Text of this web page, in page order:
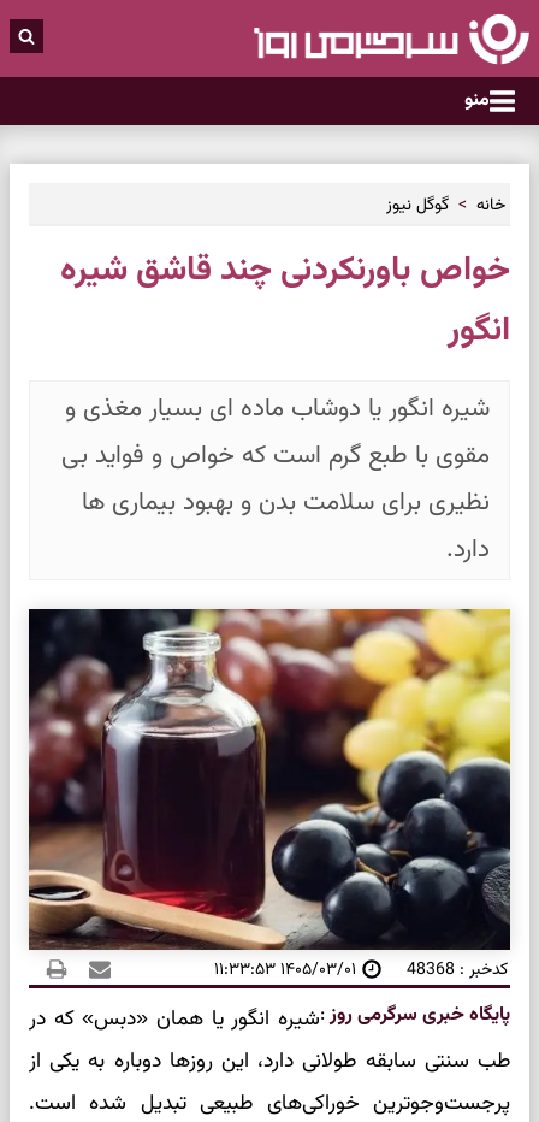
منو
خانه گوگل نیوز
خواص باورنکردنی چند قاشق شیره
انگور
شیره انگور یا دوشاب ماده ای بسیار مغذی و
مقوی با طبع گرم است که خواص و فواید بی
نظیری برای سلامت بدن و بهبود بیماری ها
دارد.
کدخبر : 48368 ۱۴۰۵/۰۳/۰۱ ۱۱:۳۳:۵۳
پایگاه خبری سرگرمی روز:شیره انگور یا همان «دبس» که در
طب سنتی سابقه طولانی دارد، این روزها دوباره به یکی از
پرجست‌وجوترین خوراکی‌های طبیعی تبدیل شده است.